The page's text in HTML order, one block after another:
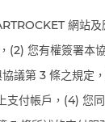
網站
(2) 您有權簽署本
議第 3 條之規定
支付帳戶，(4) 您